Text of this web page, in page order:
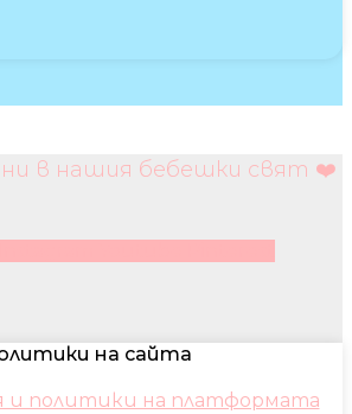
в нашия бебешки свят ❤️
на сайта
и политики на платформата